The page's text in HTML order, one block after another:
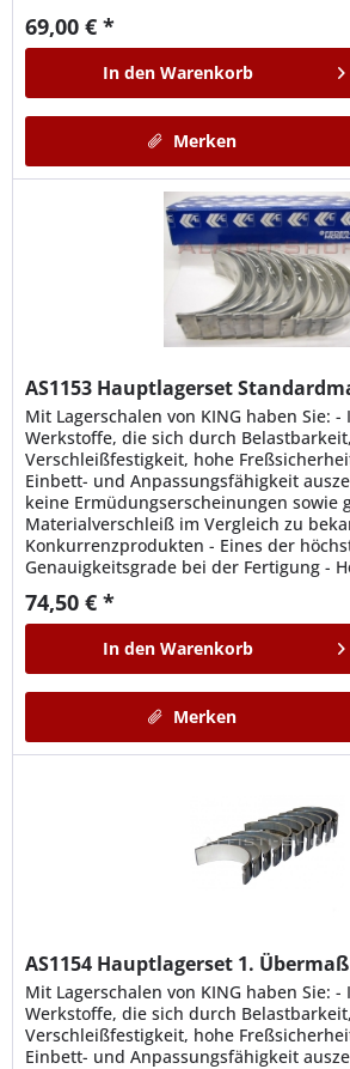
69,00 € *
In den Warenkorb
Merken
AS1153 Hauptlagerset
Mit Lagerschalen von KING haben Sie: -
Werkstoffe, die sich durch Belastbarkeit,
Verschleißfestigkeit, hohe
Einbett- und Anpassungsfähigkeit
keine Ermüdungserscheinungen sowie
Materialverschleiß im Vergleich zu
Konkurrenzprodukten - Eines der
Genauigkeitsgrade bei der Fertigung -
74,50 € *
In den Warenkorb
Merken
AS1154 Hauptlagerset 1. Übermaß
Mit Lagerschalen von KING haben Sie: -
Werkstoffe, die sich durch Belastbarkeit,
Verschleißfestigkeit, hohe
Einbett- und Anpassungsfähigkeit